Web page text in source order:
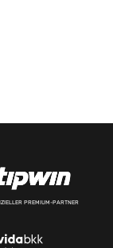
PREMIUM-PARTNER